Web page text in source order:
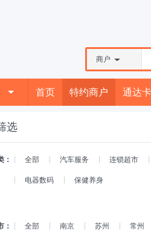
商户
首页 特约商户 通达卡
选
： 全部 汽车服务 连锁超市
电器数码 保健养身
： 全部 南京 苏州 常州